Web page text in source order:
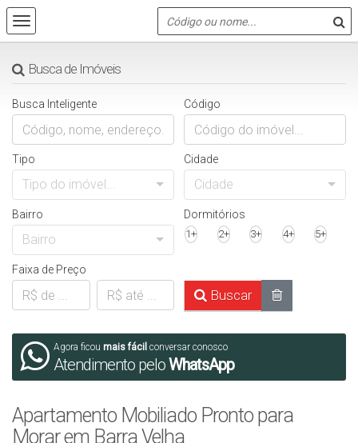
Busca de Imóveis
Busca Inteligente Código
Tipo
Tipo do imóvel...
Cidade
Cidade
Bairro
Bairro
Dormitórios
1+ 2+ 3+ 4+ 5+
Faixa de Preço
Buscar
Agora ficou mais fácil conversar conosco
Atendimento peloWhatsApp
Apartamento Mobiliado Pronto para
Morar em Barra Velha